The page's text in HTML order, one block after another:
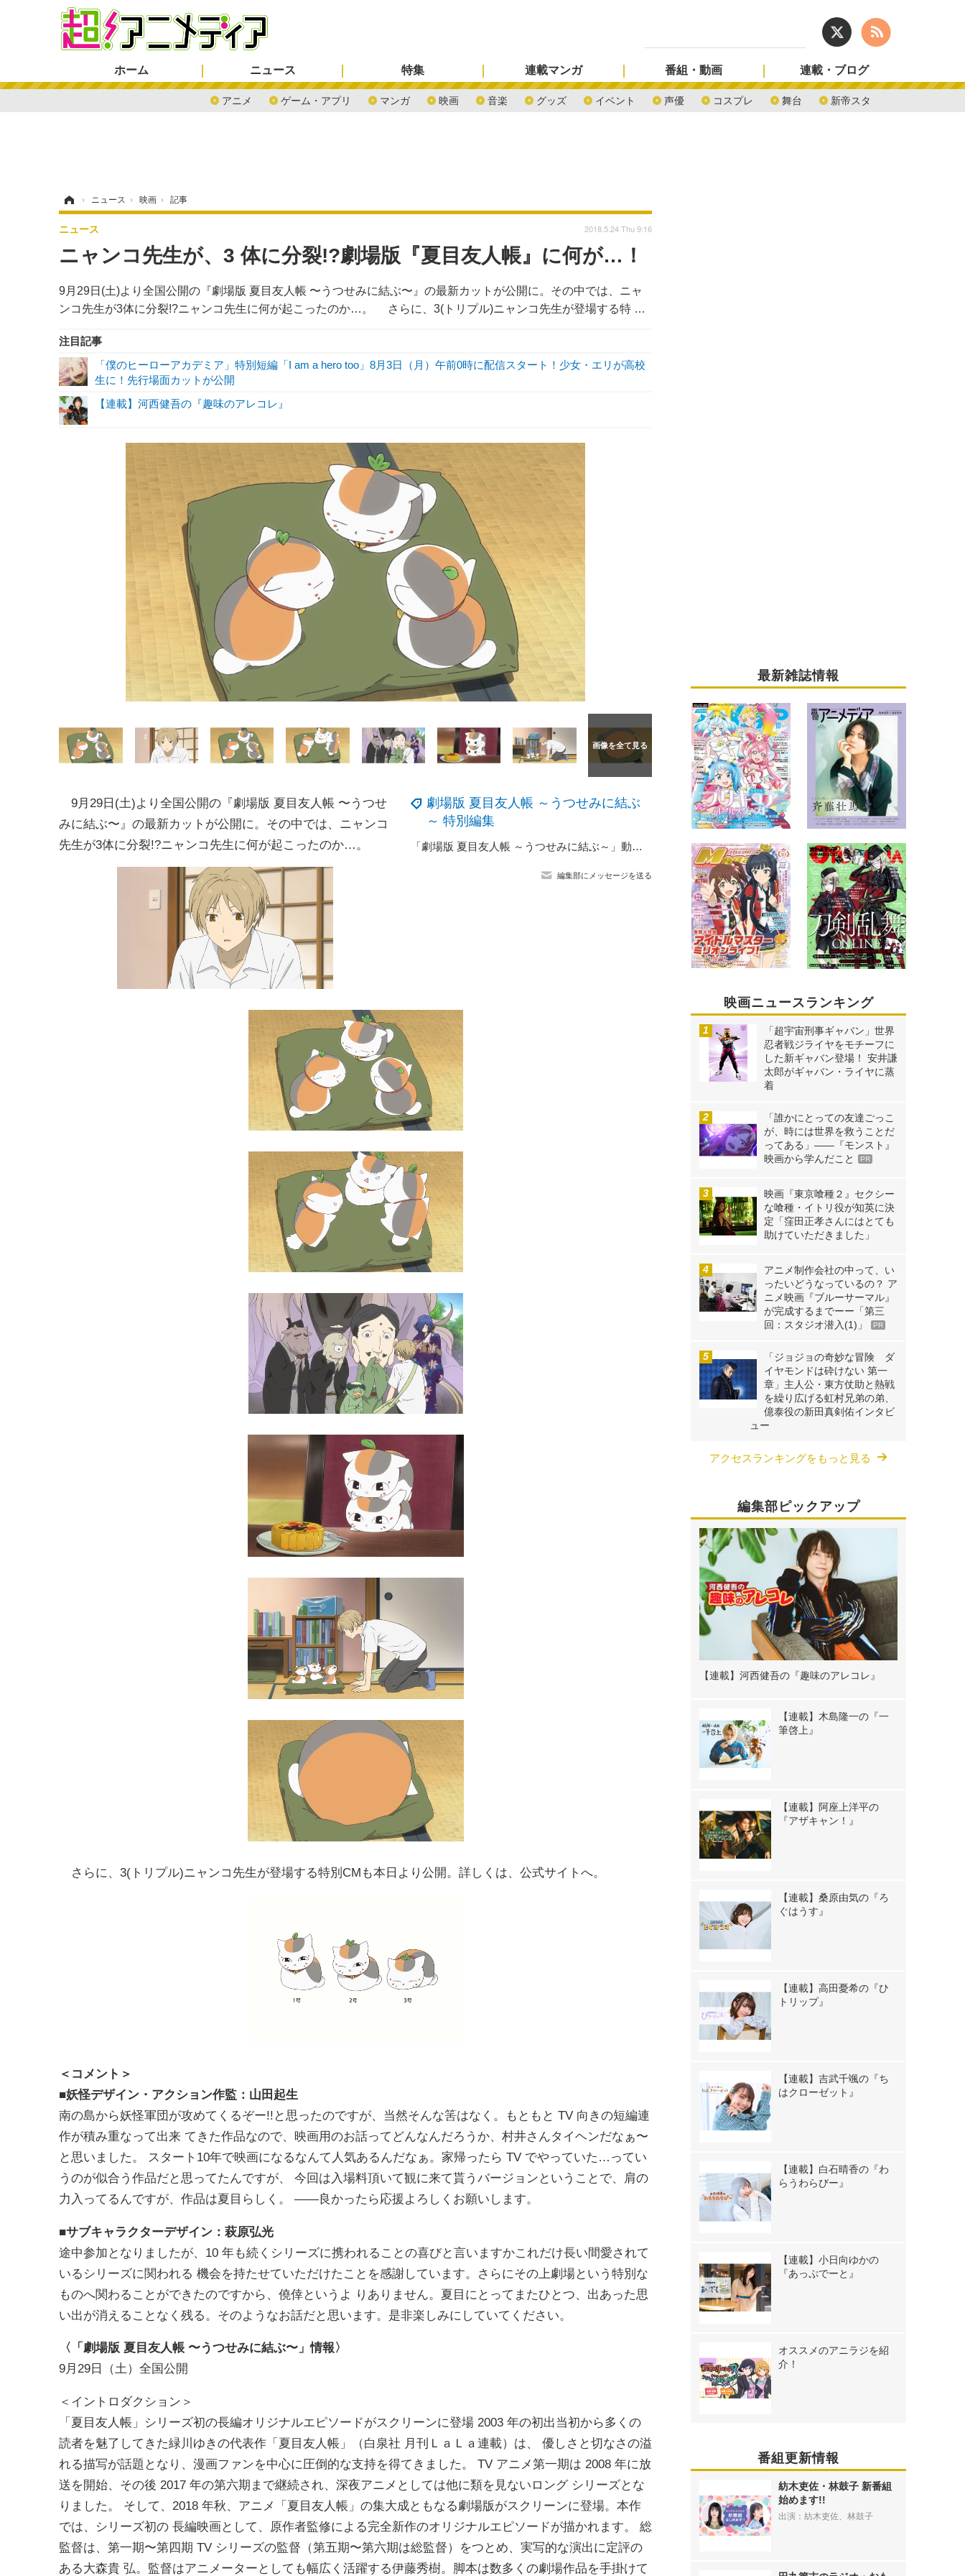
ホーム ニュース
アニメ ゲーム・アプリ マンガ 映画 音楽 グッズ イベント 声優 コスプレ 舞台 新帝スタ
特集 連載マンガ 番組・動画 連載・ブログ
› ニュース › 映画 › 記事
ニャンコ先⽣が、3 体に分裂!?劇場版『夏目友人帳』に何が…！
9⽉29⽇(⼟)より全国公開の『劇場版 夏⽬友⼈帳 〜うつせみに結ぶ〜』の最新カットが公開に。その中では、ニャ
ンコ先生が3体に分裂!?ニャンコ先生に何が起こったのか…。 さらに、3(トリプル)ニャンコ先生が登場する特 …
ニュース 2018.5.24 Thu 9:16
注目記事
「僕のヒーローアカデミア」特別短編「I am a hero too」8月3日（月）午前0時に配信スタート！少女・エリが高校
生に！先行場面カットが公開
【連載】河西健吾の『趣味のアレコレ』
劇場版 夏目友人帳 ～うつせみに結ぶ
～ 特別編集
「劇場版 夏目友人帳 ～うつせみに結ぶ～」動員数50万人突破！大ヒット御礼舞台挨拶では神谷浩史・井上和彦・大森貴弘総監督による鏡開きも実施！
編集部にメッセージを送る
9⽉29⽇(⼟)より全国公開の『劇場版 夏⽬友⼈帳 〜うつせ
みに結ぶ〜』の最新カットが公開に。その中では、ニャンコ
先生が3体に分裂!?ニャンコ先生に何が起こったのか…。
さらに、3( トリプル)ニャンコ先生が登場する特別 CM も本日より公開。詳しくは、公式サイトへ。
＜コメント＞
■妖怪デザイン・アクション作監：⼭⽥起⽣
南の島から妖怪軍団が攻めてくるぞー!!と思ったのですが、当然そんな筈はなく。もともと TV 向きの短編連
作が積み重なって出来 てきた作品なので、映画⽤のお話ってどんなんだろうか、村井さんタイヘンだなぁ〜
と思いました。 スタート10年で映画になるなんて⼈気あるんだなぁ。家帰ったら TV でやっていた…ってい
うのが似合う作品だと思ってたんですが、 今回は⼊場料頂いて観に来て貰うバージョンということで、肩の
⼒⼊ってるんですが、作品は夏⽬らしく。 ――良かったら応援よろしくお願いします。
■サブキャラクターデザイン：萩原弘光
途中参加となりましたが、10 年も続くシリーズに携われることの喜びと⾔いますかこれだけ⻑い間愛されて
いるシリーズに関われる 機会を持たせていただけたことを感謝しています。さらにその上劇場という特別な
ものへ関わることができたのですから、僥倖というよ りありません。夏⽬にとってまたひとつ、出あった思
い出が消えることなく残る。そのようなお話だと思います。是⾮楽しみにしていてください。
〈「劇場版 夏⽬友⼈帳 〜うつせみに結ぶ〜」情報〉
9月29日（土）全国公開
＜イントロダクション＞
「夏⽬友⼈帳」シリーズ初の⻑編オリジナルエピソードがスクリーンに登場 2003 年の初出当初から多くの
読者を魅了してきた緑川ゆきの代表作「夏⽬友⼈帳」（⽩泉社 ⽉刊ＬａＬａ連載）は、 優しさと切なさの溢
れる描写が話題となり、漫画ファンを中⼼に圧倒的な⽀持を得てきました。 TV アニメ第⼀期は 2008 年に放
送を開始、その後 2017 年の第六期まで継続され、深夜アニメとしては他に類を⾒ないロング シリーズとな
りました。 そして、2018 年秋、アニメ「夏⽬友⼈帳」の集⼤成ともなる劇場版がスクリーンに登場。本作
では、シリーズ初の ⻑編映画として、原作者監修による完全新作のオリジナルエピソードが描かれます。 総
監督は、第⼀期〜第四期 TV シリーズの監督（第五期〜第六期は総監督）をつとめ、実写的な演出に定評の
ある⼤森貴 弘。監督はアニメーターとしても幅広く活躍する伊藤秀樹。脚本は数多くの劇場作品を⼿掛けて
最新雑誌情報
映画ニュースランキング
「超宇宙刑事ギャバン」世界
忍者戦ジライヤをモチーフに
した新ギャバン登場！ 安井謙
太郎がギャバン・ライヤに蒸
着
「誰かにとっての友達ごっこ
が、時には世界を救うことだ
ってある」――『モンスト』
映画から学んだこと
PR
映画『東京喰種２』セクシー
な喰種・イトリ役が知英に決
定「窪田正孝さんにはとても
助けていただきました」
アニメ制作会社の中って、い
ったいどうなっているの？ ア
ニメ映画『ブルーサーマル』
が完成するまでーー「第三
回：スタジオ潜入(1)」
PR
「ジョジョの奇妙な冒険 ダ
イヤモンドは砕けない 第一
章」主人公・東方仗助と熱戦
を繰り広げる虹村兄弟の弟、
億泰役の新田真剣佑インタビ
ュー
アクセスランキングをもっと見る
編集部ピックアップ
【連載】河西健吾の『趣味のアレコレ』
【連載】木島隆一の『一
筆啓上』
【連載】阿座上洋平の
『アザキャン！』
【連載】桑原由気の『ろ
ぐはうす』
【連載】高田憂希の『ひ
トリップ』
【連載】吉武千颯の『ち
はクローゼット』
【連載】白石晴香の『わ
らうわらびー』
【連載】小日向ゆかの
『あっぷでーと』
オススメのアニラジを紹
介！
番組更新情報
紡木吏佐・林鼓子 新番組
始めます!!
出演：紡木吏佐、林鼓子